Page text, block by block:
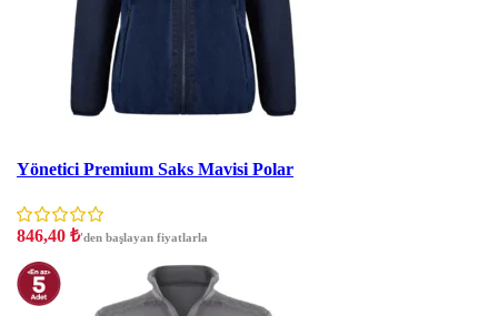
Yönetici Premium Saks Mavisi Polar
846,40 ₺'den başlayan fiyatlarla